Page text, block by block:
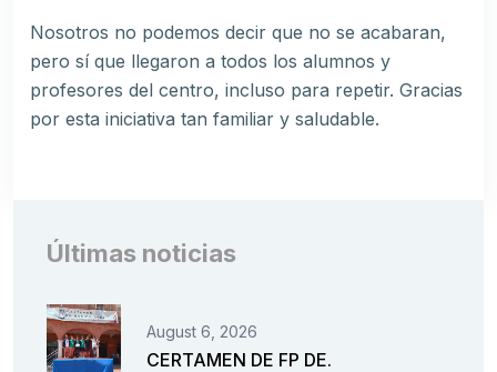
Nosotros no podemos decir que no se acabaran,
pero sí que llegaron a todos los alumnos y
profesores del centro, incluso para repetir. Gracias
por esta iniciativa tan familiar y saludable.
Últimas noticias
August 6, 2026
CERTAMEN DE FP DE.